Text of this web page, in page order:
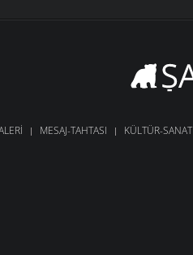
MESAJ-TAHTASI KÜLTÜR-SANAT